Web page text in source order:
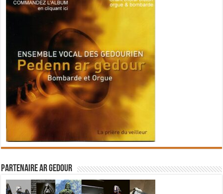
Partenaire Ar Gedour